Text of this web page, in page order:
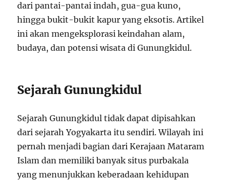
dari pantai-pantai indah, gua-gua kuno,
hingga bukit-bukit kapur yang eksotis. Artikel
ini akan mengeksplorasi keindahan alam,
budaya, dan potensi wisata di Gunungkidul.
Sejarah Gunungkidul
Sejarah Gunungkidul tidak dapat dipisahkan
dari sejarah Yogyakarta itu sendiri. Wilayah ini
pernah menjadi bagian dari Kerajaan Mataram
Islam dan memiliki banyak situs purbakala
yang menunjukkan keberadaan kehidupan